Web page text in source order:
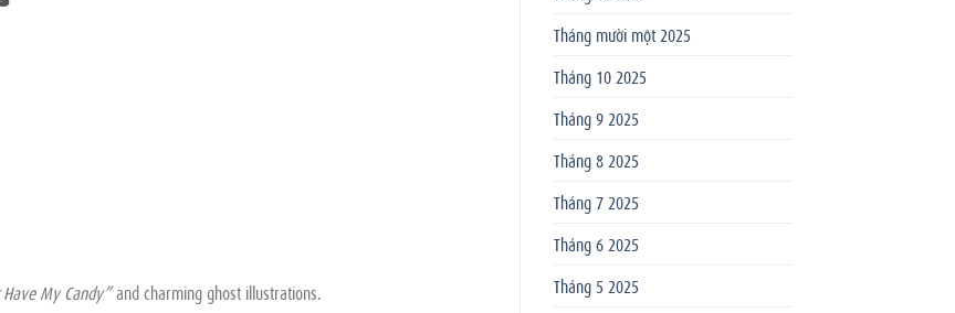
My Candy”and charming ghost illustrations.
Tháng mười một 2025
Tháng 10 2025
Tháng 9 2025
Tháng 8 2025
Tháng 7 2025
Tháng 6 2025
Tháng 5 2025